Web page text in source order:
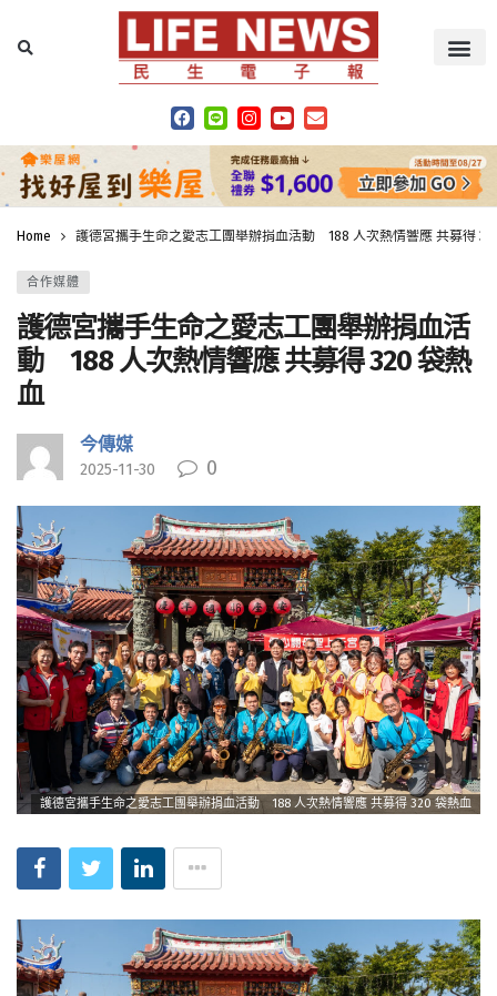
Home 護德宮攜手生命之愛志工團舉辦捐血活動 188 人次熱情響應 共募得
合作媒體
護德宮攜手生命之愛志工團舉辦捐血活
動 188 人次熱情響應 共募得 320 袋熱
血
今傳媒
2025-11-30 0
護德宮攜手生命之愛志工團舉辦捐血活動 188 人次熱情響應 共募得 320 袋熱血